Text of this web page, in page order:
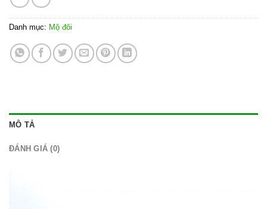
Danh mục: Mộ đôi
MÔ TẢ
ĐÁNH GIÁ (0)